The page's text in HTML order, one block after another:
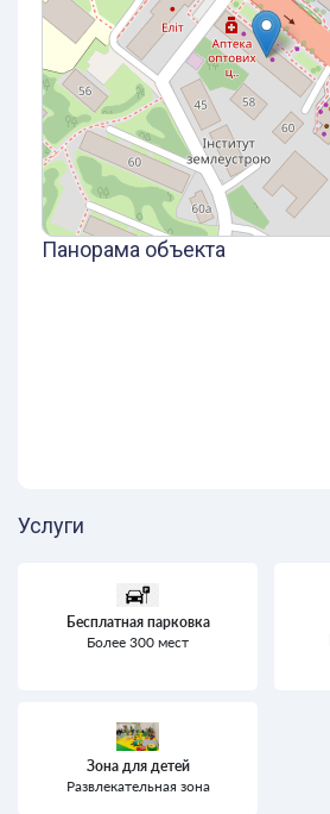
Панорама объекта
Услуги
Бесплатная парковка
Более 300 мест
Зона для детей
Развлекательная зона